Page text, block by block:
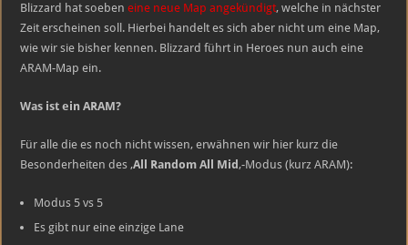
of
the
ARAM
Blizzard hat soebeneine neue Map angekündigt, welche in nächster
Zeit erscheinen soll. Hierbei handelt es sich aber nicht um eine Map,
wie wir sie bisher kennen. Blizzard führt in Heroes nun auch eine
ARAM-Map ein.
Was ist ein ARAM?
Für alle die es noch nicht wissen, erwähnen wir hier kurz die
Besonderheiten des ‚All Random All Mid‚-Modus (kurz ARAM):
Modus 5 vs 5
Es gibt nur eine einzige Lane